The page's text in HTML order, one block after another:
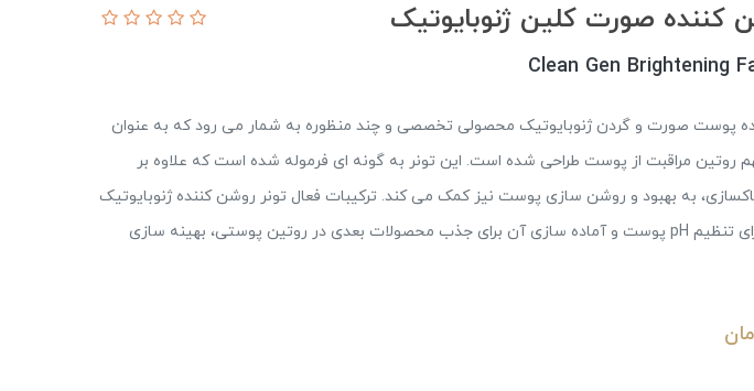
کننده صورت کلین ژنوبایوتیک
Clean Gen Brightening
پوست صورت و گردن ژنوبایوتیک محصولی تخصصی و چند منظوره به شمار می رود که به عنوان
روتین مراقبت از پوست طراحی شده است. این تونر به ‌گونه ‌ای فرموله شده است که علاوه بر
به بهبود و روشن ‌سازی پوست نیز کمک می‌ کند. ترکیبات فعال تونر روشن کننده ژنوبایوتیک
به‌ طور خاص برای تنظیم pH پوست و آماده‌ سازی آن برای جذب محصولات بعدی در روتین پوستی، بهینه ‌سازی